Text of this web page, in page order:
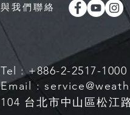
與我們聯絡
Tel : +886-2-2517-1000
Email :
104 台北市中山區松江